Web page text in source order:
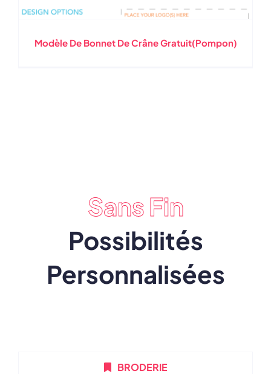
Modèle De Bonnet De Crâne Gratuit(pompon)
Sans Fin
Possibilités
Personnalisées
BRODERIE